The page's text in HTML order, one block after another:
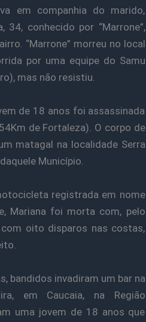
em companhia do marido,
34, conhecido por “Marrone”,
“Marrone” morreu no local
por uma equipe do Samu
mas não resistiu.
de 18 anos foi assassinada
de Fortaleza). O corpo de
matagal na localidade Serra
Município.
registrada em nome
Mariana foi morta com, pelo
oito disparos nas costas,
bandidos invadiram um bar na
em Caucaia, na Região
uma jovem de 18 anos que